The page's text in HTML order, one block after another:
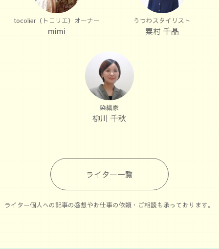
tocolier（トコリエ）オーナー
mimi
うつわスタイリスト
粟村 千晶
染織家
柳川 千秋
ライター一覧
ライター個人への記事の感想やお仕事の依頼・ご相談も承っております。